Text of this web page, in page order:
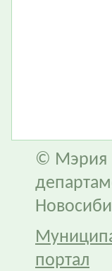
© Мэрия
портал